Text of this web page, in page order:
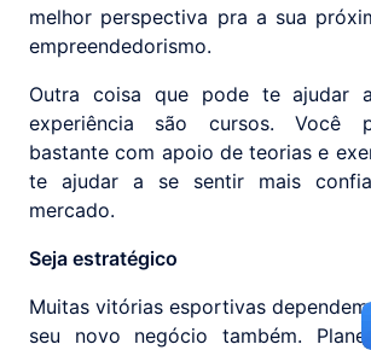
melhor perspectiva pra a sua
empreendedorismo.
Outra coisa que pode te ajudar
experiência são cursos. Você
bastante com apoio de teorias e
te ajudar a se sentir mais
mercado.
Seja estratégico
Muitas vitórias esportivas
seu novo negócio também.